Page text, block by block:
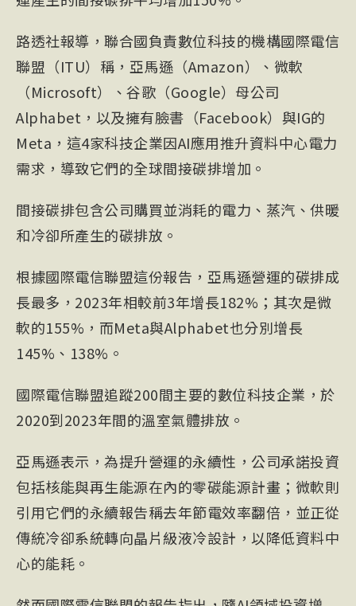
路透社報導，聯合國負責數位科技的機構國際電信
聯盟（ITU）稱，亞馬遜（Amazon）、微軟
（Microsoft）、谷歌（Google）母公司
Alphabet，以及擁有臉書（Facebook）與IG的
Meta，這4家科技企業因AI應用推升資料中心電力
需求，導致它們的全球間接碳排增加。
間接碳排包含公司購買並消耗的電力、蒸汽、供暖
和冷卻所產生的碳排放。
根據國際電信聯盟這份報告，亞馬遜營運的碳排成
長最多，2023年相較前3年增長182%；其次是微
軟的155%，而Meta與Alphabet也分別增長
145%、138%。
國際電信聯盟追蹤200間主要的數位科技企業，於
2020到2023年間的溫室氣體排放。
亞馬遜表示，為提升營運的永續性，公司承諾投資
包括核能與再生能源在內的零碳能源計畫；微軟則
引用它們的永續報告稱去年節電效率翻倍，並正從
傳統冷卻系統轉向晶片級液冷設計，以降低資料中
心的能耗。